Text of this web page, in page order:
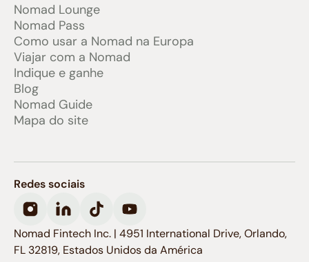
Nomad Lounge
Nomad Pass
Como usar a Nomad na Europa
Viajar com a Nomad
Indique e ganhe
Blog
Nomad Guide
Mapa do site
Redes sociais
Nomad Fintech Inc. | 4951 International Drive, Orlando,
FL 32819, Estados Unidos da América